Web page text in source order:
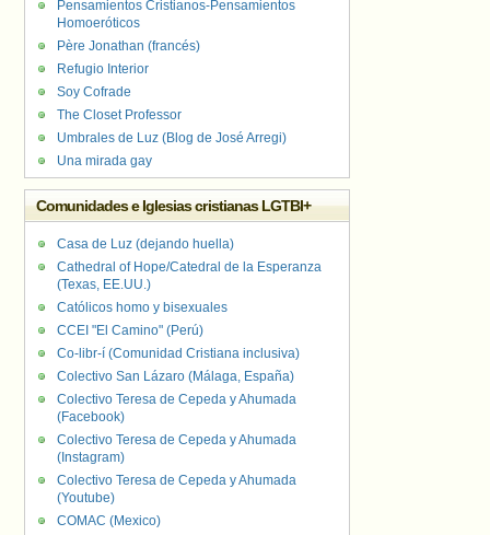
Pensamientos Cristianos-Pensamientos
Homoeróticos
Père Jonathan (francés)
Refugio Interior
Soy Cofrade
The Closet Professor
Umbrales de Luz (Blog de José Arregi)
Una mirada gay
Comunidades e Iglesias cristianas LGTBI+
Casa de Luz (dejando huella)
Cathedral of Hope/Catedral de la Esperanza
(Texas, EE.UU.)
Católicos homo y bisexuales
CCEI "El Camino" (Perú)
Co-libr-í (Comunidad Cristiana inclusiva)
Colectivo San Lázaro (Málaga, España)
Colectivo Teresa de Cepeda y Ahumada
(Facebook)
Colectivo Teresa de Cepeda y Ahumada
(Instagram)
Colectivo Teresa de Cepeda y Ahumada
(Youtube)
COMAC (Mexico)